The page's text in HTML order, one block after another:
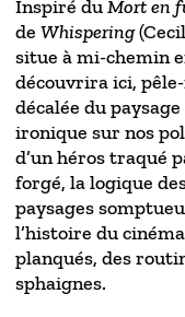
Inspiré du Mort en
de Whispering
situe à mi-chemin
découvrira ici,
décalée du
ironique sur nos
d’un héros traqué
forgé, la logique
paysages
l’histoire du
planqués, des
sphaignes.